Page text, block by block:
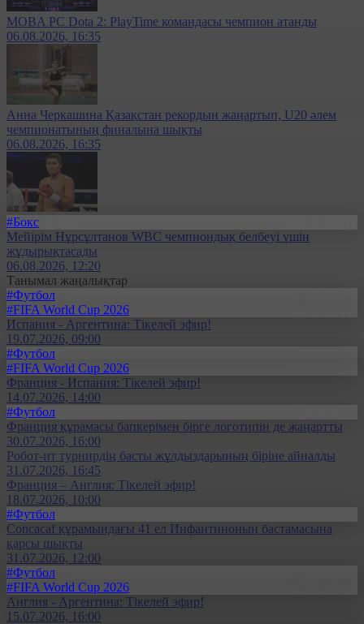
MOBA PC Dota 2: PlayTime командасы чемпион атанды
06.08.2026, 16:35
Анна Черкашина Қазақстан рекордын жаңартып, U20 әлем
чемпионатының финалына шықты
06.08.2026, 16:35
#Бокс
Мейірім Нұрсұлтанов WBC чемпиондық белбеуі үшін
жұдырықтасады
06.08.2026, 12:20
Танымал жаңалықтар
#Футбол
#FIFA World Cup 2026
Испания - Аргентина: Тікелей эфир!
19.07.2026, 09:00
#Футбол
#FIFA World Cup 2026
Франция - Испания: Тікелей эфир!
14.07.2026, 14:00
#Футбол
Франция құрамасы бапкерімен бірге логотипін де жаңартты
30.07.2026, 16:00
Робот-ит турнирдің басты жұлдыздарының біріне айналды
31.07.2026, 16:45
Франция – Англия: Тікелей эфир!
18.07.2026, 10:00
#Футбол
Concacaf құрамындағы 41 ел Инфантиноның бастамасына
қарсы шықты
31.07.2026, 12:00
#Футбол
#FIFA World Cup 2026
Англия - Аргентина: Тікелей эфир!
15.07.2026, 16:00